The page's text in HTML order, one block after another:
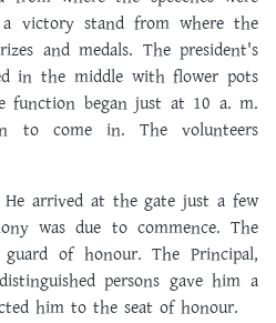
a victory stand from where the
and medals. The president's
in the middle with flower pots
function began just at 10 a. m.
to come in. The volunteers
arrived at the gate just a few
was due to commence. The
of honour. The Principal,
persons gave him a
him to the seat of honour.